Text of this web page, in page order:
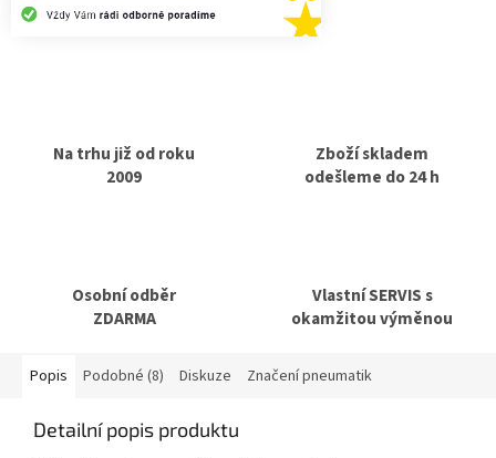
Na trhu již od roku
2009
Zboží skladem
odešleme do 24 h
Osobní odběr
ZDARMA
Vlastní SERVIS s
okamžitou výměnou
Popis Podobné (8) Diskuze Značení pneumatik
Detailní popis produktu